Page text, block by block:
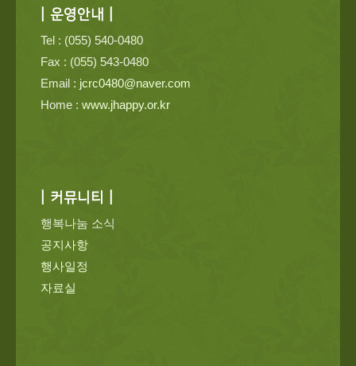
| 운영안내 |
Tel : (055) 540-0480
Fax : (055) 543-0480
Email : jcrc0480@naver.com
Home : www.jhappy.or.kr
| 커뮤니티 |
행복나눔 소식
공지사항
행사일정
자료실